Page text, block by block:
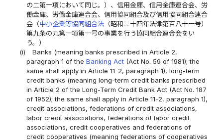
の二第一項において同じ。）、信用金庫、信用金庫連合会、労
働金庫、労働金庫連合会、信用協同組合及び信用協同組合連合
会（中小企業等協同組合法（昭和二十四年法律第百八十一号）
第九条の九第一項第一号の事業を行う協同組合連合会をい
う。）
(i)
Banks (meaning banks prescribed in Article 2,
paragraph 1 of the Banking Act(Act No. 59 of 1981); the
same shall apply in Article 11-2, paragraph 1), long-term
credit banks (meaning long-term credit banks prescribed
in Article 2 of the Long-Term Credit Bank Act (Act No. 187
of 1952); the same shall apply in Article 11-2, paragraph 1),
credit associations, federations of credit associations,
labor credit associations, federations of labor credit
associations, credit cooperatives and federations of
credit cooperatives (meaning federations of cooperatives